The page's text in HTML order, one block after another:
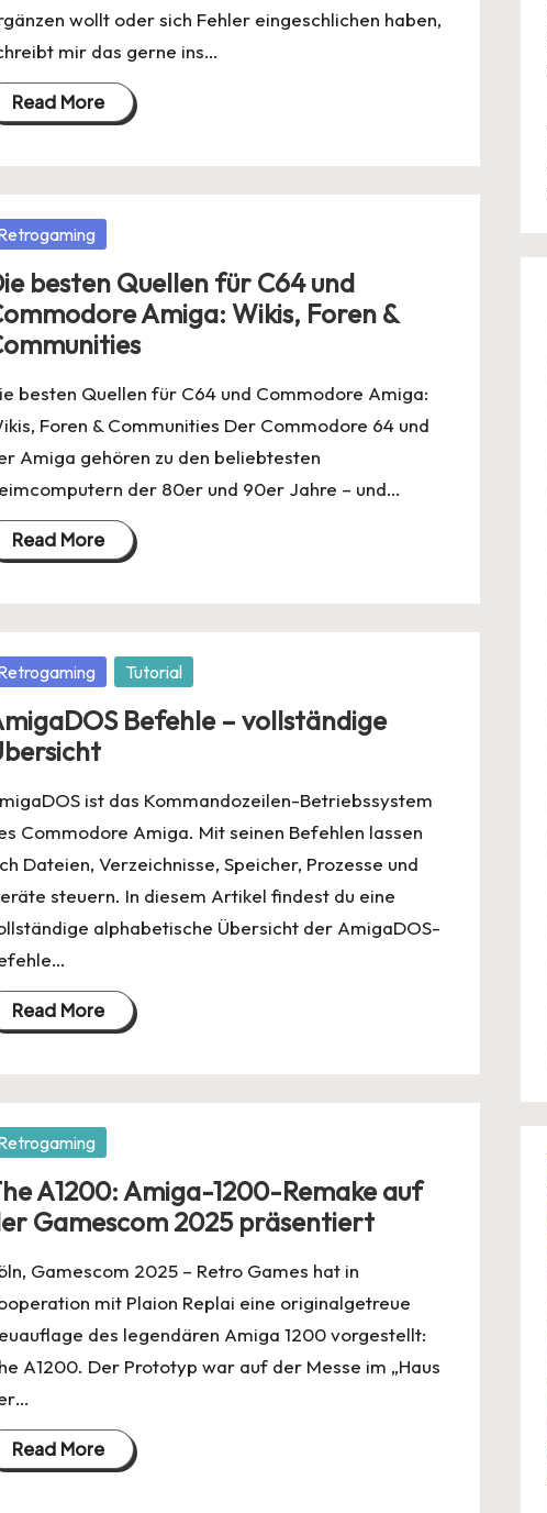
wollt oder sich Fehler eingeschlichen haben,
mir das gerne ins…
Read More
besten Quellen für C64 und
Amiga: Wikis, Foren &
besten Quellen für C64 und Commodore Amiga:
Foren & Communities Der Commodore 64 und
Amiga gehören zu den beliebtesten
der 80er und 90er Jahre – und…
Read More
Tutorial
Befehle – vollständige
ist das Kommandozeilen-Betriebssystem
Commodore Amiga. Mit seinen Befehlen lassen
Dateien, Verzeichnisse, Speicher, Prozesse und
steuern. In diesem Artikel findest du eine
alphabetische Übersicht der AmigaDOS-
Read More
A1200: Amiga-1200-Remake auf
Gamescom 2025 präsentiert
Gamescom 2025 – Retro Games hat in
mit Plaion Replai eine originalgetreue
des legendären Amiga 1200 vorgestellt:
A1200. Der Prototyp war auf der Messe im „Haus
Read More